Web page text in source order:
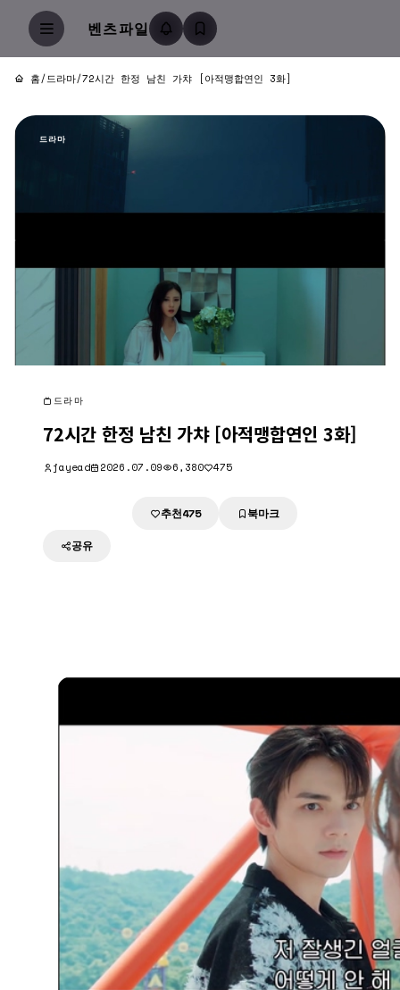
벤츠파일
홈/드라마/72시간 한정 남친 가챠 [아적맹합연인 3화]
드라마
드라마
72시간 한정 남친 가챠 [아적맹합연인 3화]
jayead 2026.07.09 6,380 475
추천475 북마크
공유